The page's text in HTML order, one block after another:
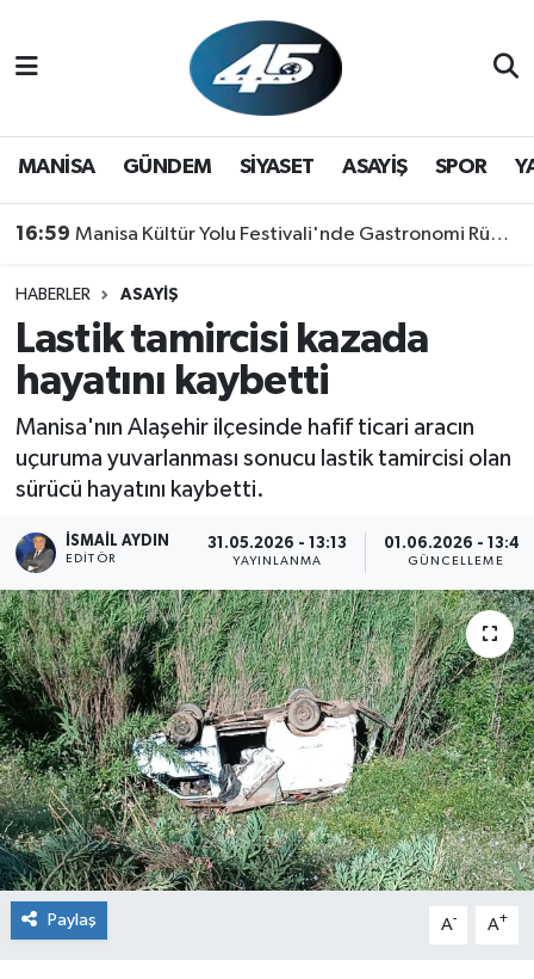
MANİSA GÜNDEM SİYASET ASAYİŞ SPOR
16:59 Manisa Kültür Yolu Festivali'nde Gastronomi Rüzgarı: Lezzetin Yıldızı "Manisa Kebabı" Oldu!
HABERLER ASAYİŞ
Lastik tamircisi kazada
hayatını kaybetti
Manisa'nın Alaşehir ilçesinde hafif ticari aracın
uçuruma yuvarlanması sonucu lastik tamircisi olan
sürücü hayatını kaybetti.
İSMAIL AYDIN
EDITÖR
31.05.2026 - 13:13
YAYINLANMA
01.06.2026 - 13:41
GÜNCELLEME
Paylaş A- A+
GÜNDEM
SPOR
YAŞAM
RESMİ REKLAM
Hava Durumu
Trafik Durumu
Son Dakika Haberleri
Haber Arşivi